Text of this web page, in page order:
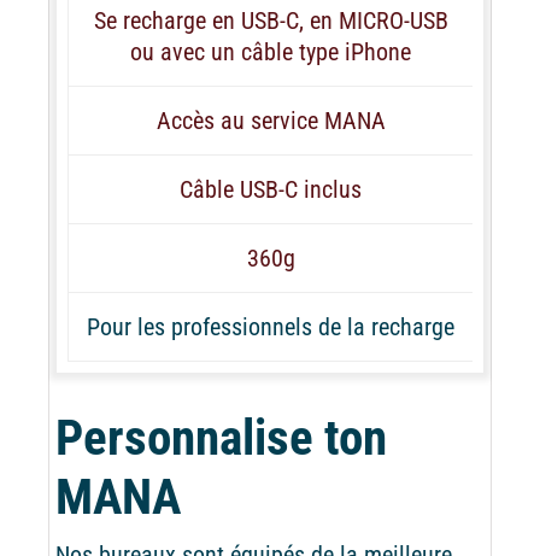
Se recharge en USB-C, en MICRO-USB
ou avec un câble type iPhone
Accès au service MANA
Câble USB-C inclus
360g
Pour les professionnels de la recharge
Personnalise ton
MANA